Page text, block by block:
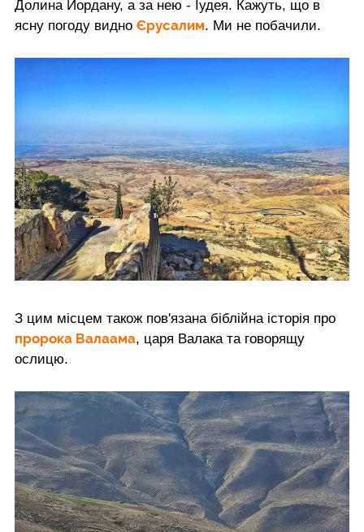
Долина Йордану, а за нею - Іудея. Кажуть, що в
ясну погоду видно Єрусалим. Ми не побачили.
З цим місцем також пов'язана біблійна історія про
пророка Валаама, царя Валака та говорящу
ослицю.